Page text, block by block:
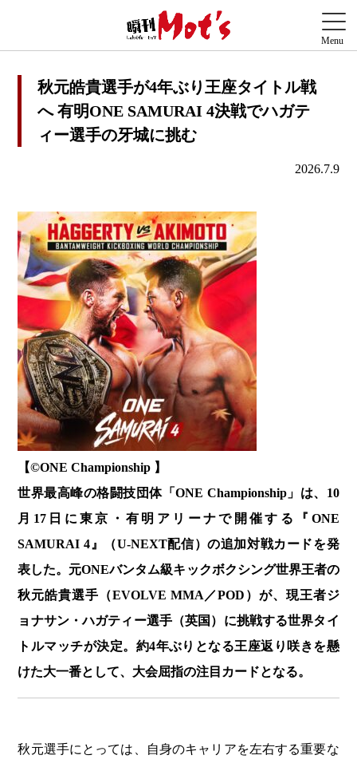
秋元皓貴選手が4年ぶり王座タイトル戦
へ 有明ONE SAMURAI 4決戦でハガテ
ィー選手の牙城に挑む
2026.7.9
【©️ONE Championship 】
世界最高峰の格闘技団体「ONE Championship」は、10
月17日に東京・有明アリーナで開催する『ONE
SAMURAI 4』（U-NEXT配信）の追加対戦カードを発
表した。元ONEバンタム級キックボクシング世界王者の
秋元皓貴選手（EVOLVE MMA／POD）が、現王者ジ
ョナサン・ハガティー選手（英国）に挑戦する世界タイ
トルマッチが決定。約4年ぶりとなる王座返り咲きを懸
けた大一番として、大会屈指の注目カードとなる。
秋元選手にとっては、自身のキャリアを左右する重要な